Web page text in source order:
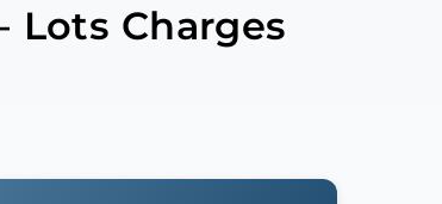
Lots Charges